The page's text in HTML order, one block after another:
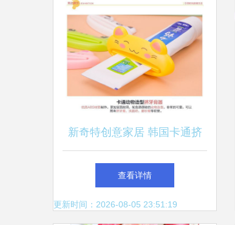
新奇特创意家居 韩国卡通挤
牙膏压器，让日常洗漱也充满
乐趣
查看详情
更新时间：2026-08-05 23:51:19